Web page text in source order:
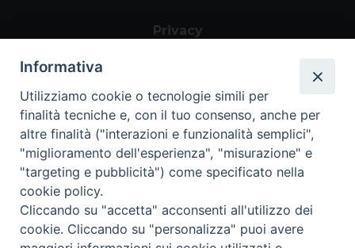
Privacy
Area riservata
Informativa
Utilizziamo cookie o tecnologie simili per
finalità tecniche e, con il tuo consenso, anche per
altre finalità ("interazioni e funzionalità semplici",
"miglioramento dell'esperienza", "misurazione" e
"targeting e pubblicità") come specificato nella
cookie policy.
Cliccando su "accetta" acconsenti all'utilizzo dei
cookie. Cliccando su "personalizza" puoi avere